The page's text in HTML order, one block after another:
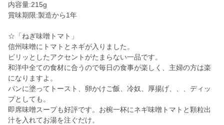
内容量:215g
賞味期限:製造から1年
☆「ねぎ味噌トマト」
信州味噌にトマトとネギが入りました。
ピリッとしたアクセントがたまらない一品です。
和洋中全ての食材に合うので毎日の食事が楽しく、主婦の方は楽
になりますよ。
パンに塗ってトースト、卵かけご飯、冷奴、厚揚げ、、、ディッ
プとしても。
即席味噌スープも好評です。お椀一杯にネギ味噌トマトと顆粒出
汁を入れてお湯を注ぐだけ。